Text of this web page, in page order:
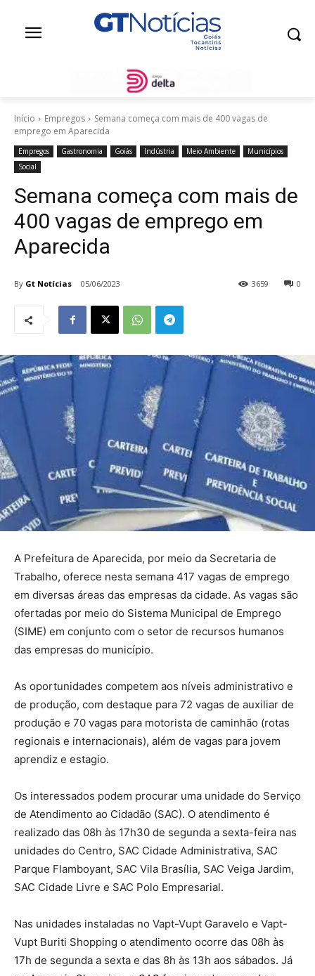
Início Empregos
Semana começa com mais de 400 vagas de
emprego em Aparecida
Empregos Gastronomia Goiás Indústria Meio Ambiente
Municípios
Social
Semana começa com mais de
400 vagas de emprego em
Aparecida
By Gt Notícias 05/06/2023 0
3659
A Prefeitura de Aparecida, por meio da Secretaria de
Trabalho, oferece nesta semana 417 vagas de emprego
em diversas áreas das empresas da cidade. As vagas são
ofertadas por meio do Sistema Municipal de Emprego
(SIME) em conjunto com o setor de recursos humanos
das empresas do município.
As oportunidades competem aos níveis administrativo e
de produção, com destaque para 72 vagas de auxiliar de
produção e 70 vagas para motorista de caminhão (rotas
regionais e internacionais), além de vagas para jovem
aprendiz e estagio.
Os interessados podem procurar uma unidade do Serviço
de Atendimento ao Cidadão (SAC). O atendimento é
realizado das 08h às 17h30 de segunda a sexta-feira nas
unidades do Centro, SAC Cidade Administrativa, SAC
Parque Flamboyant, SAC Vila Brasília, SAC Veiga Jardim,
SAC Cidade Livre e SAC Polo Empresarial.
Nas unidades instaladas no Vapt-Vupt Garavelo e Vapt-
Vupt Buriti Shopping o atendimento ocorre das 08h às
17h de segunda a sexta e das 8h às 13h aos sábados. Já